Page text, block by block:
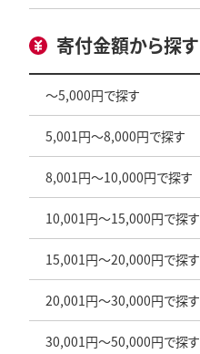
寄付金額から探す
～5,000円で探す
5,001円～8,000円で探す
8,001円～10,000円で探す
10,001円～15,000円で探す
15,001円～20,000円で探す
20,001円～30,000円で探す
30,001円～50,000円で探す